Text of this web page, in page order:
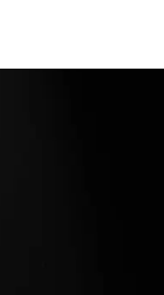
tutti sorpresi,
di Balenciaga
artistica di